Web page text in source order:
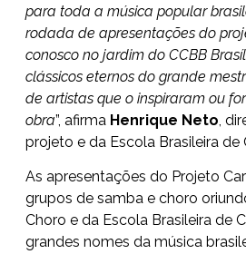
para toda a música popular
rodada de apresentações do
conosco no jardim do CCBB
clássicos eternos do grande
de artistas que o inspiraram ou
obra”, afirma Henrique Neto,
projeto e da Escola Brasileira de
As apresentações do Projeto
grupos de samba e choro
Choro e da Escola Brasileira de
grandes nomes da música